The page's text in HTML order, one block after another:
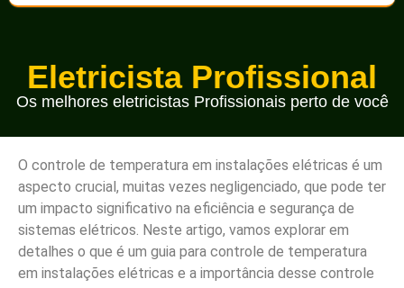
Eletricista Profissional
Os melhores eletricistas Profissionais perto de você
O controle de temperatura em instalações elétricas é um
aspecto crucial, muitas vezes negligenciado, que pode ter
um impacto significativo na eficiência e segurança de
sistemas elétricos. Neste artigo, vamos explorar em
detalhes o que é um guia para controle de temperatura
em instalações elétricas e a importância desse controle